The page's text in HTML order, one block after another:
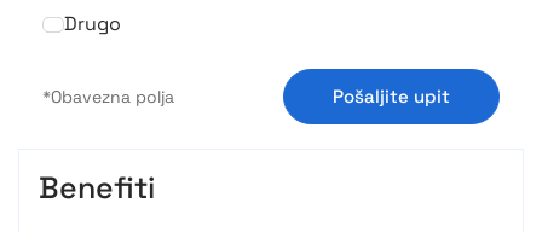
Drugo
Pošaljite upit
Benefiti